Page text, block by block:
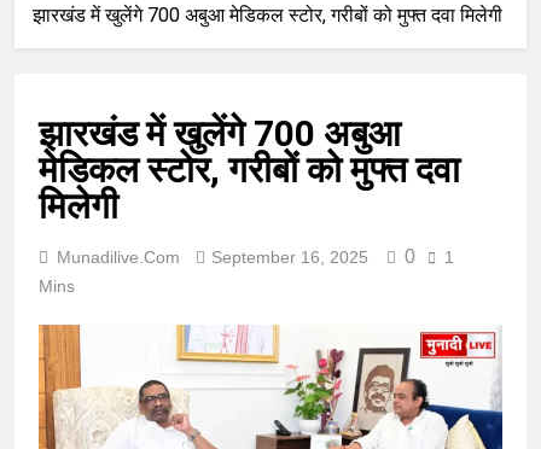
झारखंड में खुलेंगे 700 अबुआ मेडिकल स्टोर, गरीबों को मुफ्त दवा मिलेगी
झारखंड में खुलेंगे 700 अबुआ
मेडिकल स्टोर, गरीबों को मुफ्त दवा
मिलेगी
Munadilive.com September 16, 2025 0
1
Mins